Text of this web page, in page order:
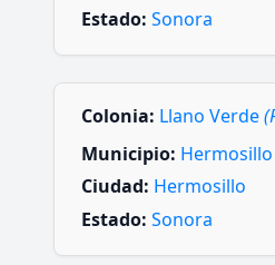
Estado: Sonora
Colonia: Llano Verde
Municipio: Hermosillo
Ciudad: Hermosillo
Estado: Sonora